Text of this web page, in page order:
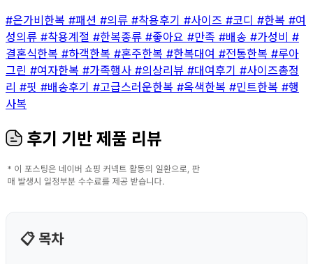
#은가비한복 #패션 #의류 #착용후기 #사이즈 #코디 #한복 #여
성의류 #착용계절 #한복종류 #좋아요 #만족 #배송 #가성비 #
결혼식한복 #하객한복 #혼주한복 #한복대여 #전통한복 #루아
그린 #여자한복 #가족행사 #의상리뷰 #대여후기 #사이즈총정
리 #핏 #배송후기 #고급스러운한복 #옥색한복 #민트한복 #행
사복
후기 기반 제품 리뷰
📋 목차